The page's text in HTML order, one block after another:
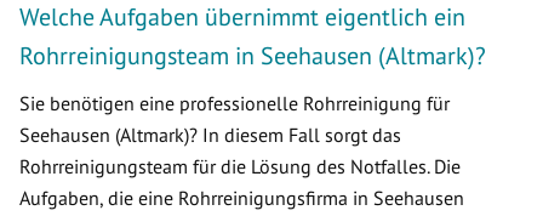
Welche Aufgaben übernimmt eigentlich ein
Rohrreinigungsteam in Seehausen (Altmark)?
Sie benötigen eine professionelle Rohrreinigung für
Seehausen (Altmark)? In diesem Fall sorgt das
Rohrreinigungsteam für die Lösung des Notfalles. Die
Aufgaben, die eine Rohrreinigungsfirma in Seehausen